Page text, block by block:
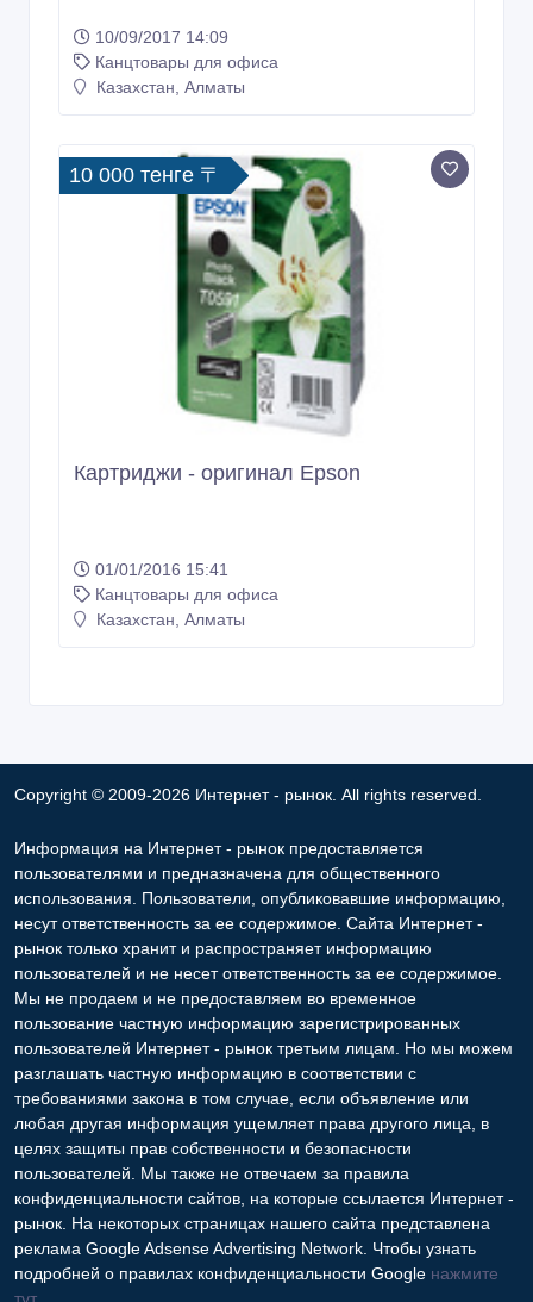
10/09/2017 14:09
Канцтовары для офиса
Казахстан, Алматы
10 000 тенге 〒
Картриджи - оригинал Epson
01/01/2016 15:41
Канцтовары для офиса
Казахстан, Алматы
Copyright © 2009-2026 Интернет - рынок. All rights reserved.
Информация на Интернет - рынок предоставляется
пользователями и предназначена для общественного
использования. Пользователи, опубликовавшие информацию,
несут ответственность за ее содержимое. Сайта Интернет -
рынок только хранит и распространяет информацию
пользователей и не несет ответственность за ее содержимое.
Мы не продаем и не предоставляем во временное
пользование частную информацию зарегистрированных
пользователей Интернет - рынок третьим лицам. Но мы можем
разглашать частную информацию в соответствии с
требованиями закона в том случае, если объявление или
любая другая информация ущемляет права другого лица, в
целях защиты прав собственности и безопасности
пользователей. Мы также не отвечаем за правила
конфиденциальности сайтов, на которые ссылается Интернет -
рынок. На некоторых страницах нашего сайта представлена
реклама Google Adsense Advertising Network. Чтобы узнать
подробней о правилах конфиденциальности Google нажмите
тут.